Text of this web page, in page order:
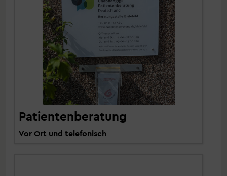
Patientenberatung
Vor Ort und telefonisch